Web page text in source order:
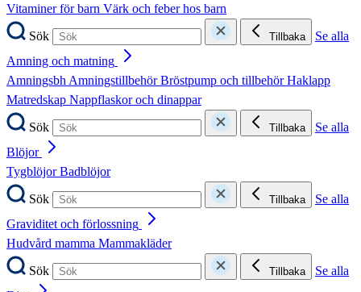
Vitaminer för barn Värk och feber hos barn
Sök
Tillbaka
Se alla
Amning och matning
AmningsbhAmningstillbehörBröstpump och tillbehörHaklapp
Matredskap Nappflaskor och dinappar
Sök
Tillbaka
Se alla
Blöjor
TygblöjorBadblöjor
Sök
Tillbaka
Se alla
Graviditet och förlossning
Hudvård mamma Mammakläder
Sök
Tillbaka
Se alla